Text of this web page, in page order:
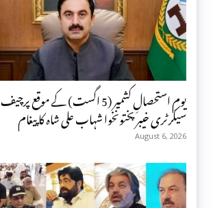
یومِ استحصالِ کشمیر (5 اگست) کے موقع پرچیف
سیکرٹری خیبر پختونخوا شہاب علی شاہ کا پیغام
August 6, 2026